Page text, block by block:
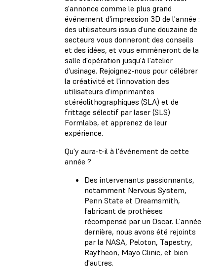
s'annonce comme le plus grand
événement d'impression 3D de l'année :
des utilisateurs issus d'une douzaine de
secteurs vous donneront des conseils
et des idées, et vous emmèneront de la
salle d'opération jusqu'à l'atelier
d'usinage. Rejoignez-nous pour célébrer
la créativité et l'innovation des
utilisateurs d'imprimantes
stéréolithographiques (SLA) et de
frittage sélectif par laser (SLS)
Formlabs, et apprenez de leur
expérience.
Qu'y aura-t-il à l'événement de cette
année ?
Des intervenants passionnants,
notamment Nervous System,
Penn State et Dreamsmith,
fabricant de prothèses
récompensé par un Oscar. L'année
dernière, nous avons été rejoints
par la NASA, Peloton, Tapestry,
Raytheon, Mayo Clinic, et bien
d'autres.